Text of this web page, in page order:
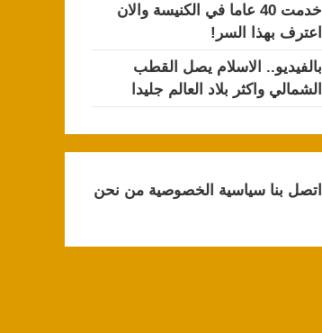
خدمت 40 عاما في الكنيسة والان
اعترف بهذا السر!
بالفيديو.. الاسلام يصل القطب
الشمالي واكثر بلاد العالم جليدا
اتصل بنا سياسية الخصوصية من نحن